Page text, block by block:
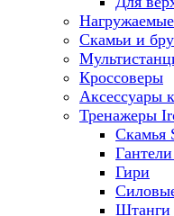
Скамьи и
Кроссоверы
Аксессуары
Тренажеры
Скамья
Гири
Штанги